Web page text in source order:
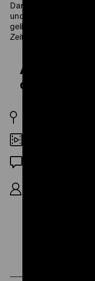
Darstellung Stuttgarts
und darin sich selbst
gelingt ihnen
Zeitung
Alarm am
den Straßen